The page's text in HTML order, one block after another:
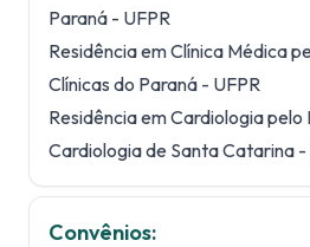
Paraná - UFPR
Residência em Clínica Médica
Clínicas do Paraná - UFPR
Residência em Cardiologia
Cardiologia de Santa Catarina -
Convênios: